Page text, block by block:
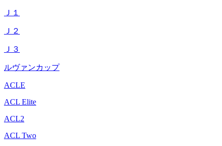
Ｊ１
Ｊ２
Ｊ３
ルヴァンカップ
ACLE
ACL Elite
ACL2
ACL Two